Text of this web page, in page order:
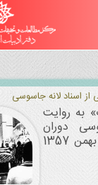
از اسناد لانه جاسوسی
به روایت
دوران
پس از انقلاب(22 بهمن 1357